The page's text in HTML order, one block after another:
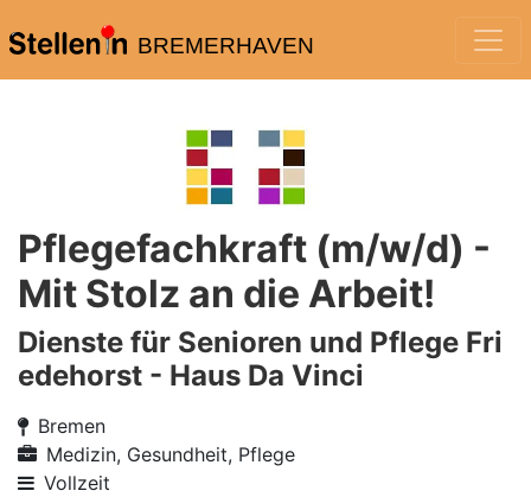
BREMERHAVEN
Pflegefachkraft (m/w/d) -
Mit Stolz an die Arbeit!
Dienste für Senioren und Pflege Fri
edehorst - Haus Da Vinci
Bremen
Medizin, Gesundheit, Pflege
Vollzeit